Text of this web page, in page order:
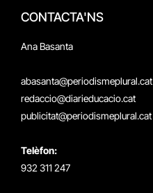
CONTACTA'NS
Ana Basanta
abasanta@periodismeplural.cat
redaccio@diarieducacio.cat
publicitat@periodismeplural.cat
Telèfon:
932 311 247